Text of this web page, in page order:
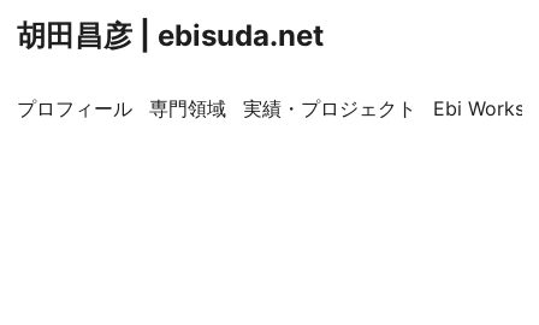
胡田昌彦 | ebisuda.net
プロフィール 専門領域 実績・プロジェクト Ebi